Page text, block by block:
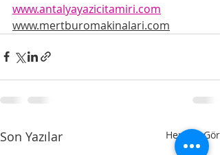
www.antalyayazicitamiri.com
www.mertburomakinalari.com
Son Yazılar Hepsini Gör